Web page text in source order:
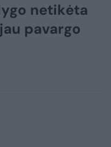
netikėta
pavargo